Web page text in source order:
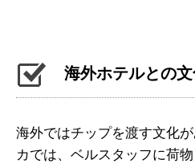
海外ホテルとの
海外ではチップを渡す文化
カでは、ベルスタッフに荷